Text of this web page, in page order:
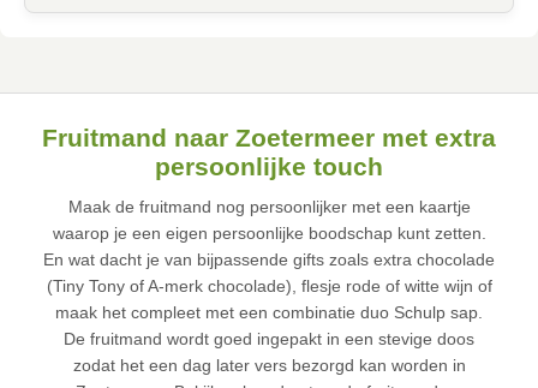
Fruitmand naar Zoetermeer met extra
persoonlijke touch
Maak de fruitmand nog persoonlijker met een kaartje
waarop je een eigen persoonlijke boodschap kunt zetten.
En wat dacht je van bijpassende gifts zoals extra chocolade
(Tiny Tony of A-merk chocolade), flesje rode of witte wijn of
maak het compleet met een combinatie duo Schulp sap.
De fruitmand wordt goed ingepakt in een stevige doos
zodat het een dag later vers bezorgd kan worden in